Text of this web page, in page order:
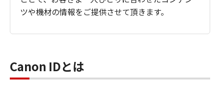
ツや機材の情報をご提供させて頂きます。
Canon IDとは